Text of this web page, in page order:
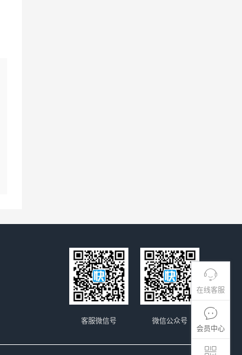
在线客服
会员中心
微信公众号
客服微信号